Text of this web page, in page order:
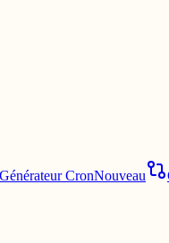
Générateur CronNouveau